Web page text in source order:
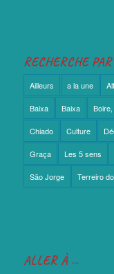
RECHERCHE
Ailleurs a la une
Baixa Baixa
Chiado Culture
Graça Les 5 sens
São Jorge Terreiro
ALLER À …